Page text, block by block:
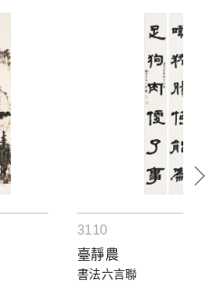
3110
臺靜農
書法六言聯